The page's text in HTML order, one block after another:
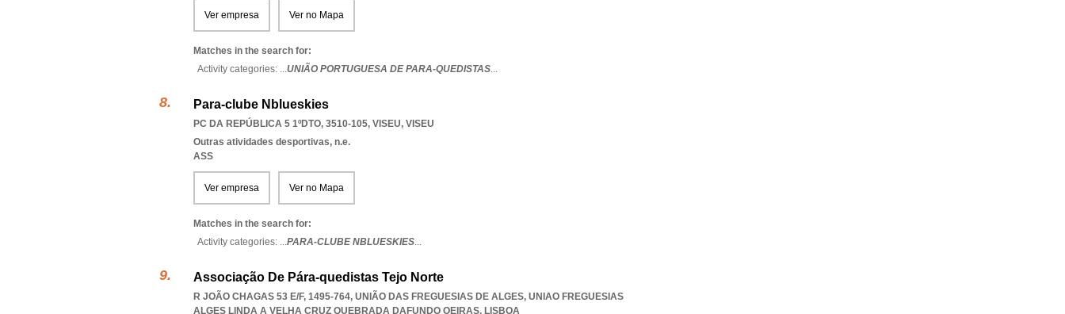
Ver empresa Ver no Mapa
Matches in the search for:
Activity categories: ...UNIÃO PORTUGUESA DE PARA-QUEDISTAS...
Para-clube Nblueskies
PC DA REPÚBLICA 5 1ºDTO, 3510-105, VISEU, VISEU
Outras atividades desportivas, n.e.
ASS
Ver empresa Ver no Mapa
Matches in the search for:
Activity categories: ...PARA-CLUBE NBLUESKIES...
Associação De Pára-quedistas Tejo Norte
R JOÃO CHAGAS 53 E/F, 1495-764, UNIÃO DAS FREGUESIAS DE ALGES, UNIAO FREGUESIAS
ALGES LINDA A VELHA CRUZ QUEBRADA DAFUNDO OEIRAS, LISBOA